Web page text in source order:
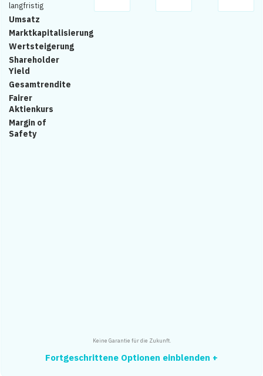
langfristig
Umsatz
Marktkapitalisierung
Wertsteigerung
Shareholder
Yield
Gesamtrendite
Fairer
Aktienkurs
Margin of
Safety
Keine Garantie für die Zukunft.
Fortgeschrittene Optionen einblenden +